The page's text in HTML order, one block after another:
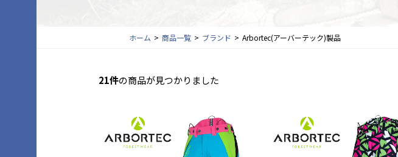
ホーム 商品一覧 ブランド Arbortec(アーバーテック)製品
21件の商品が見つかりました